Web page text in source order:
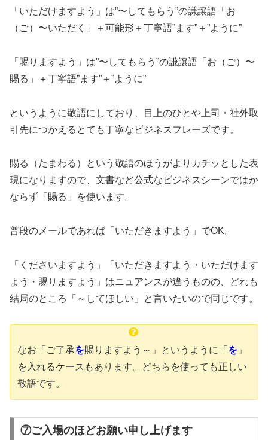
「いただけますよう」は”〜してもらう”の謙譲語「お
（ご）〜いただく」＋可能形＋丁寧語”ます”＋”ように”
「賜りますよう」は”〜してもらう”の謙譲語「お（ご）〜
賜る」＋丁寧語”ます”＋”ように”
というように敬語にしており、目上のひとや上司・社外取
引先につかえるとても丁寧なビジネスフレーズです。
賜る（たまわる）という敬語のほうがよりカチッとした表
現になりますので、文書など公式なビジネスシーンではか
ならず「賜る」を使います。
普段のメールであれば「いただきますよう」でOK。
「くださいますよう」「いただきますよう・いただけます
よう・賜りますよう」はニュアンスが違うものの、どれも
結局のところ「～してほしい」と言いたいので同じです。
なお「ご了承を賜りますよう～」というように「 を 」
を入れるケースもあります。どちらを使っても正しい
敬語です。
⑦ご入場のほどお願い申し上げます